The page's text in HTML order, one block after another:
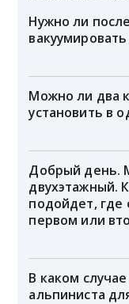
Нужно ли
Можно ли два
установить в
Добрый день.
двухэтажный.
подойдет, где
первом или
В каком
альпиниста